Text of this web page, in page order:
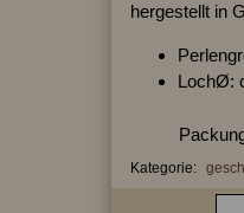
hergestellt in
LochØ:
Kategorie: